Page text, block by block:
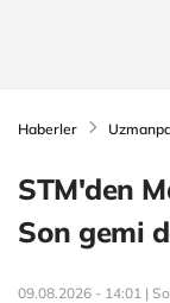
Haberler
STM'den
Son gemi
09.08.2026 - 14:01 |